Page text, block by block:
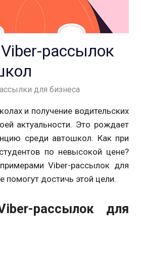
рассылок
для бизнеса
и получение водительских
актуальности. Это рождает
среди автошкол. Как при
по невысокой цене?
Viber-рассылок для
помогут достичь этой цели.
рассылок для